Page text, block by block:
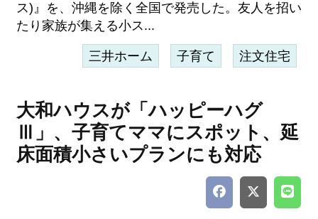
ス)』を、沖縄を除く全国で発売した。友人を招い
たり家族が集える小ス...
三井ホーム 子育て 注文住宅
大和ハウスが「ハッピーハグ
Ⅲ」、子育てママにスポット、延
床面積小さいプランにも対応